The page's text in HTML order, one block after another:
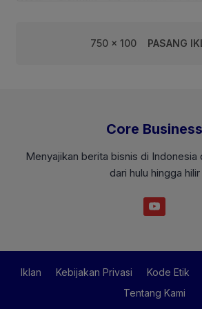
750 x 100 PASANG
Core Business
Menyajikan berita bisnis di Indonesia
dari hulu hingga hilir
Iklan Kebijakan Privasi Kode Etik
Tentang Kami